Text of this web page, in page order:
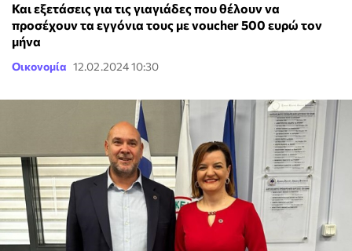
Και εξετάσεις για τις γιαγιάδες που θέλουν να
προσέχουν τα εγγόνια τους με voucher 500 ευρώ τον
μήνα
Οικονομία 12.02.2024 10:30